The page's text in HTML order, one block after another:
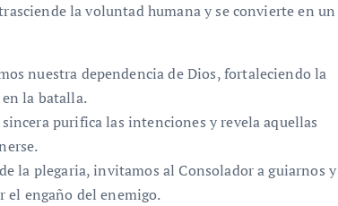
la voluntad humana y se convierte en un
nuestra dependencia de Dios, fortaleciendo la
la batalla.
purifica las intenciones y revela aquellas
la plegaria, invitamos al Consolador a guiarnos y
el engaño del enemigo.